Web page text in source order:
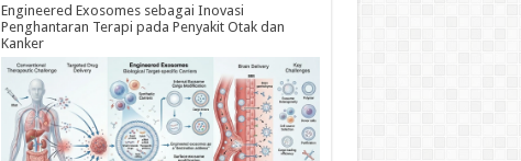
Engineered Exosomes sebagai Inovasi
Penghantaran Terapi pada Penyakit Otak dan
Kanker